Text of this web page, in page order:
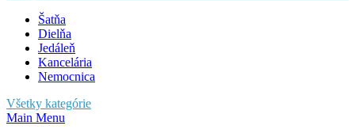
Šatňa
Dielňa
Jedáleň
Kancelária
Nemocnica
Všetky kategórie
Main Menu